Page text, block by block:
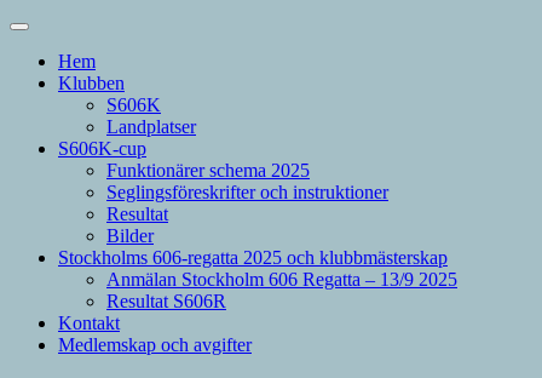
Hem
Klubben
S606K
Landplatser
S606K-cup
Funktionärer schema 2025
Seglingsföreskrifter och instruktioner
Resultat
Bilder
Stockholms 606-regatta 2025 och klubbmästerskap
Anmälan Stockholm 606 Regatta – 13/9 2025
Resultat S606R
Kontakt
Medlemskap och avgifter